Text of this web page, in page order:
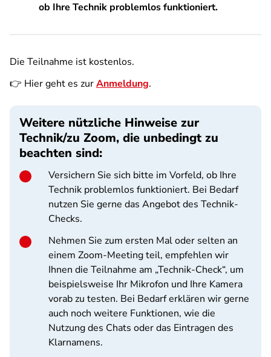
ob Ihre Technik problemlos funktioniert.
Die Teilnahme ist kostenlos.
👉 Hier geht es zurAnmeldung.
Weitere nützliche Hinweise zur
Technik/zu Zoom, die unbedingt zu
beachten sind:
Versichern Sie sich bitte im Vorfeld, ob Ihre
Technik problemlos funktioniert. Bei Bedarf
nutzen Sie gerne das Angebot des Technik-
Checks.
Nehmen Sie zum ersten Mal oder selten an
einem Zoom-Meeting teil, empfehlen wir
Ihnen die Teilnahme am „Technik-Check“, um
beispielsweise Ihr Mikrofon und Ihre Kamera
vorab zu testen. Bei Bedarf erklären wir gerne
auch noch weitere Funktionen, wie die
Nutzung des Chats oder das Eintragen des
Klarnamens.